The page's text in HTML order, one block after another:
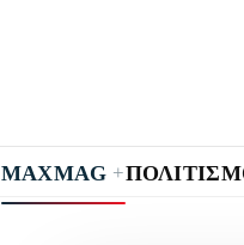
MAXMAG +